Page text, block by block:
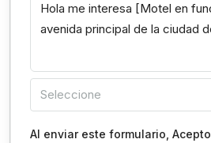
Seleccione
Al enviar este formulario, Acepto